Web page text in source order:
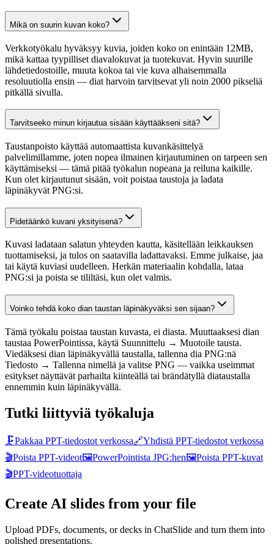
Mikä on suurin kuvan koko?
Verkkotyökalu hyväksyy kuvia, joiden koko on enintään 12MB,
mikä kattaa tyypilliset diavalokuvat ja tuotekuvat. Hyvin suurille
lähdetiedostoille, muuta kokoa tai vie kuva alhaisemmalla
resoluutiolla ensin — diat harvoin tarvitsevat yli noin 2000 pikseliä
pitkällä sivulla.
Tarvitseeko minun kirjautua sisään käyttääkseni sitä?
Taustanpoisto käyttää automaattista kuvankäsittelyä
palvelimillamme, joten nopea ilmainen kirjautuminen on tarpeen sen
käyttämiseksi — tämä pitää työkalun nopeana ja reiluna kaikille.
Kun olet kirjautunut sisään, voit poistaa taustoja ja ladata
läpinäkyvät PNG:si.
Pidetäänkö kuvani yksityisenä?
Kuvasi ladataan salatun yhteyden kautta, käsitellään leikkauksen
tuottamiseksi, ja tulos on saatavilla ladattavaksi. Emme julkaise, jaa
tai käytä kuviasi uudelleen. Herkän materiaalin kohdalla, lataa
PNG:si ja poista se tililtäsi, kun olet valmis.
Voinko tehdä koko dian taustan läpinäkyväksi sen sijaan?
Tämä työkalu poistaa taustan kuvasta, ei diasta. Muuttaaksesi dian
taustaa PowerPointissa, käytä Suunnittelu → Muotoile tausta.
Viedäksesi dian läpinäkyvällä taustalla, tallenna dia PNG:nä
Tiedosto → Tallenna nimellä ja valitse PNG — vaikka useimmat
esitykset näyttävät parhailta kiinteällä tai brändätyllä diataustalla
ennemmin kuin läpinäkyvällä.
Tutki liittyviä työkaluja
🗜️Pakkaa PPT-tiedostot verkossa🔗Yhdistä PPT-tiedostot verkossa
🎬Poista PPT-videot🖼️PowerPointista JPG:hen🖼️Poista PPT-kuvat
🎬PPT-videotuottaja
Create AI slides from your file
Upload PDFs, documents, or decks in ChatSlide and turn them into
polished presentations.